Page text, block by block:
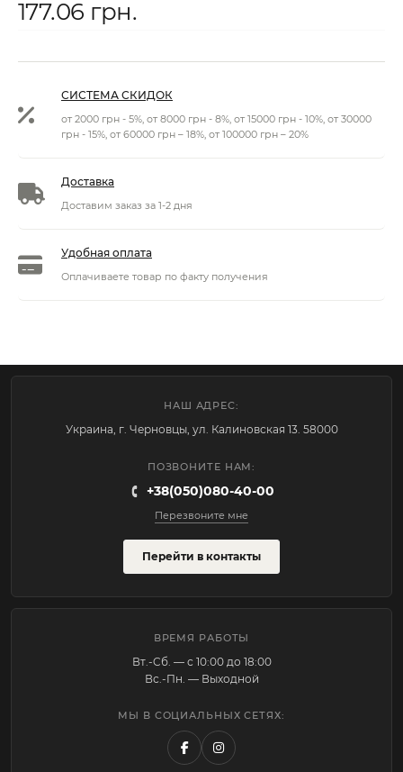
177.06 грн.
СИСТЕМА СКИДОК
от 2000 грн - 5%, от 8000 грн - 8%, от 15000 грн - 10%, от 30000
грн - 15%, от 60000 грн – 18%, от 100000 грн – 20%
Доставка
Доставим заказ за 1-2 дня
Удобная оплата
Оплачиваете товар по факту получения
НАШ АДРЕС:
Украина, г. Черновцы, ул. Калиновская 13. 58000
ПОЗВОНИТЕ НАМ:
+38(050)080-40-00
Перезвоните мне
Перейти в контакты
ВРЕМЯ РАБОТЫ
Вт.-Cб. — с 10:00 до 18:00
Вс.-Пн. — Выходной
МЫ В СОЦИАЛЬНЫХ СЕТЯХ: